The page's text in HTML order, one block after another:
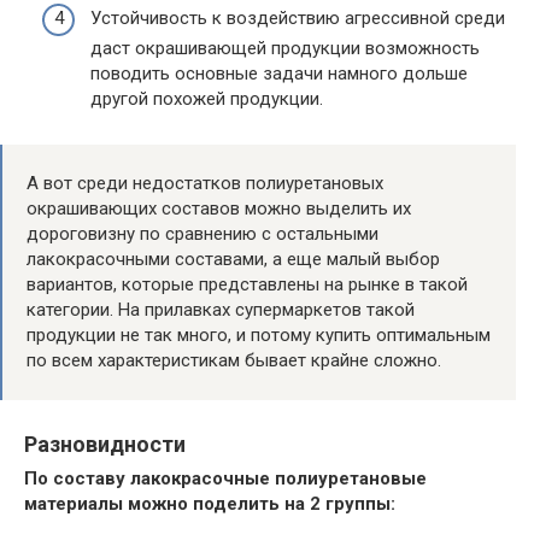
Устойчивость к воздействию агрессивной среди
даст окрашивающей продукции возможность
поводить основные задачи намного дольше
другой похожей продукции.
А вот среди недостатков полиуретановых
окрашивающих составов можно выделить их
дороговизну по сравнению с остальными
лакокрасочными составами, а еще малый выбор
вариантов, которые представлены на рынке в такой
категории. На прилавках супермаркетов такой
продукции не так много, и потому купить оптимальным
по всем характеристикам бывает крайне сложно.
Разновидности
По составу лакокрасочные полиуретановые
материалы можно поделить на 2 группы: